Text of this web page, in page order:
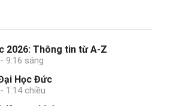
2026: Thông tin từ A-Z
9:16 sáng
Học Đức
1:14 chiều